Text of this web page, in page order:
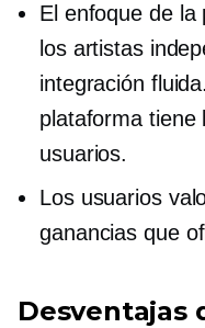
El enfoque de
los artistas
integración fluida.
plataforma tiene
usuarios.
Los usuarios
ganancias que
Desventajas